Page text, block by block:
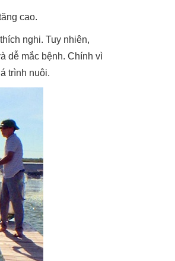
cao.
nghi. Tuy nhiên,
dễ mắc bệnh. Chính vì
trình nuôi.